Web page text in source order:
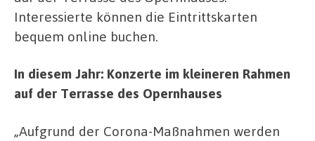
Interessierte können die Eintrittskarten
bequem online buchen.
In diesem Jahr: Konzerte im kleineren Rahmen
auf der Terrasse des Opernhauses
„Aufgrund der Corona-Maßnahmen werden